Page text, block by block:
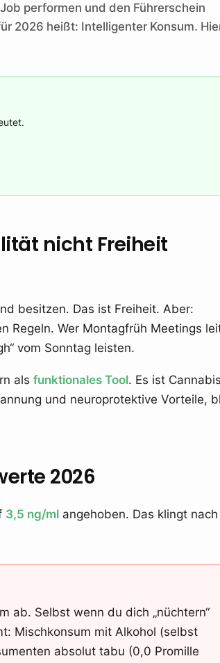
performen und den Führerschein
2026 heißt: Intelligenter Konsum.
nicht Freiheit
besitzen. Das ist Freiheit. Aber:
Regeln. Wer Montagfrüh Meetings
vom Sonntag leisten.
alsfunktionales Tool. Es ist
und neuroprotektive Vorteile,
2026
3,5 ng/ml angehoben. Das klingt
ab. Selbst wenn du dich „nüchtern“
Mischkonsum mit Alkohol (selbst
absolut tabu (0,0 Promille